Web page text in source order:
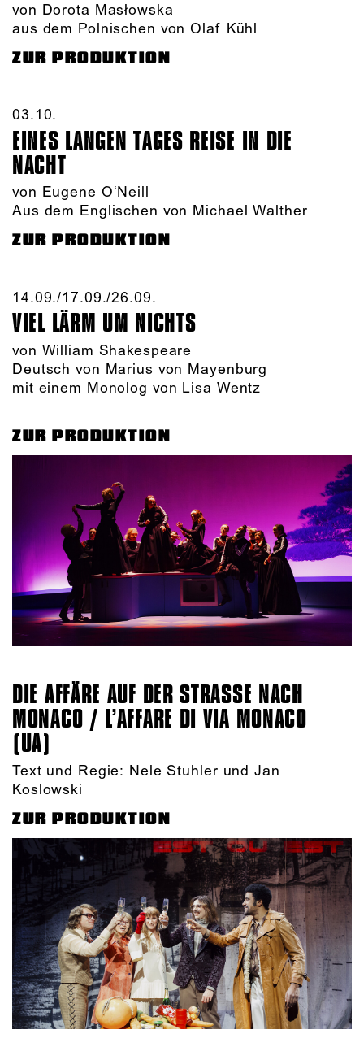
von Dorota Masłowska
aus dem Polnischen von Olaf Kühl
ZUR PRODUKTION
03.10.​
EINES LANGEN TAGES REISE IN DIE
NACHT
von Eugene O‘Neill
Aus dem Englischen von Michael Walther
ZUR PRODUKTION
14.09./​17.09./​26.09.​
VIEL LÄRM UM NICHTS
von William Shakespeare
Deutsch von Marius von Mayenburg
mit einem Monolog von Lisa Wentz
ZUR PRODUKTION
DIE AFFÄRE AUF DER STRASSE NACH M
ONACO / L’AFFARE DI VIA MONACO (
UA)
Text und Regie: Nele Stuhler und Jan
Koslowski
ZUR PRODUKTION